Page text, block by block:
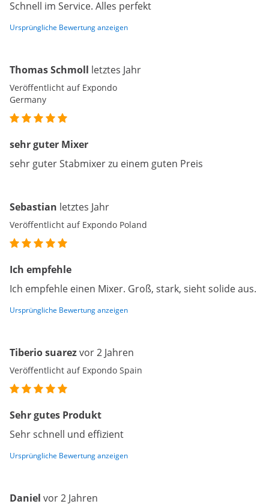
Schnell im Service. Alles perfekt
Ursprüngliche Bewertung anzeigen
Thomas Schmoll letztes Jahr
Veröffentlicht auf Expondo
Germany
sehr guter Mixer
sehr guter Stabmixer zu einem guten Preis
Sebastian letztes Jahr
Veröffentlicht auf Expondo Poland
Ich empfehle
Ich empfehle einen Mixer. Groß, stark, sieht solide aus.
Ursprüngliche Bewertung anzeigen
Tiberio suarezvor 2 Jahren
Veröffentlicht auf Expondo Spain
Sehr gutes Produkt
Sehr schnell und effizient
Ursprüngliche Bewertung anzeigen
Daniel vor 2 Jahren